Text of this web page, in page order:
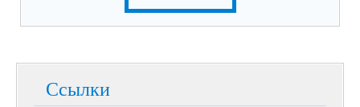
Ссылки